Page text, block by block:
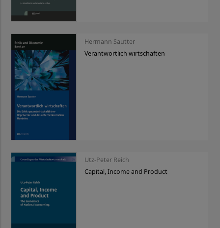
Hermann Sautter
Verantwortlich wirtschaften
Utz-Peter Reich
Capital, Income and Product